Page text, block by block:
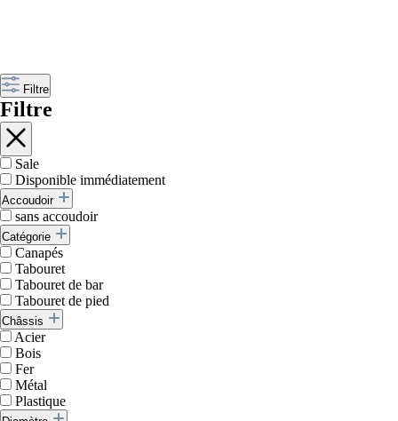
Filtre
Filtre
Sale
Disponible immédiatement
Accoudoir
sans accoudoir
Catégorie
Canapés
Tabouret
Tabouret de bar
Tabouret de pied
Châssis
Acier
Bois
Fer
Métal
Plastique